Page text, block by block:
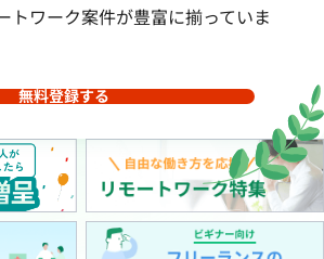
トワーク案件が豊富に揃っていま
無料登録する